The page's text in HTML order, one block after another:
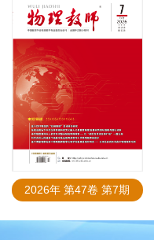
2026年 第47卷 第7期